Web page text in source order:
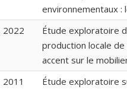
environnementaux :
2022
Étude exploratoire
production locale
accent sur le
2011
Étude exploratoire